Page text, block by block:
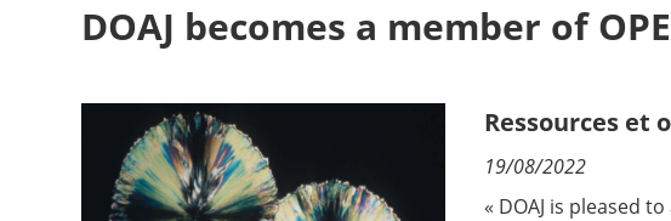
Accueil
Tous les articles
Qui sommes nous ?
DOAJ becomes a member of
Ressources et
19/08/2022
« DOAJ is pleased